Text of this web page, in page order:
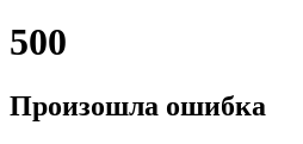
500
Произошла ошибка